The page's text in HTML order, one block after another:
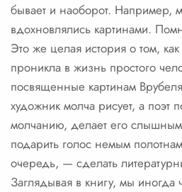
бывает и наоборот. Например,
вдохновлялись картинами.
Это же целая история о том,
проникла в жизнь простого
посвященные картинам
художник молча рисует, а поэт
молчанию, делает его
подарить голос немым
очередь, — сделать
Заглядывая в книгу, мы иногда